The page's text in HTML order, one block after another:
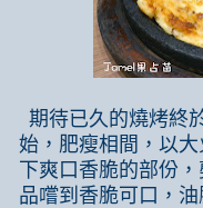
期待已久的燒烤終
始，肥瘦相間，以
下爽口香脆的部份
品嚐到香脆可口，